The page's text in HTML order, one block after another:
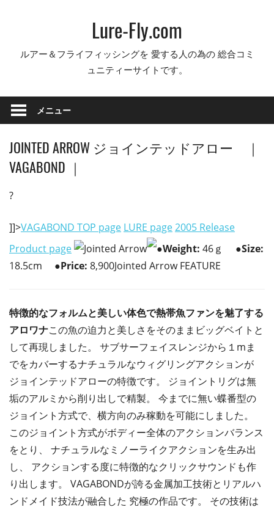
Lure-Fly.com
ルアー＆フライフィッシングを 愛する人の為の 総合コミ
ュニティーサイトです。
メニュー
JOINTED ARROW ジョインテッドアロー ｜
VAGABOND ｜
?
]]>VAGABOND TOP page LURE page2005 Release
Product page
●Weight: 46ｇ
●Size:
18.5cm
●Price: 8,900Jointed Arrow FEATURE
特徴的なフォルムと美しい体色で熱帯魚ファンを魅了する
アロワナこの魚の迫力と美しさをそのままビッグベイトと
して再現しました。 サブサーフェイスレンジから１mま
でをカバーするナチュラルなウィグリングアクションが
ジョインテッドアローの特徴です。 ジョイントリグは無
垢のアルミから削り出しで精製。 今までに無い蝶番型の
ジョイント方式で、横方向のみ稼動を可能にしました。
このジョイント方式がボディー全体のアクションバランス
をとり、 ナチュラルなミノーライクアクションを生み出
し、 アクションする度に特徴的なクリックサウンドも作
り出します。 VAGABONDが誇る金属加工技術とリアルハ
ンドメイド技法が融合した 究極の作品です。 その技術は